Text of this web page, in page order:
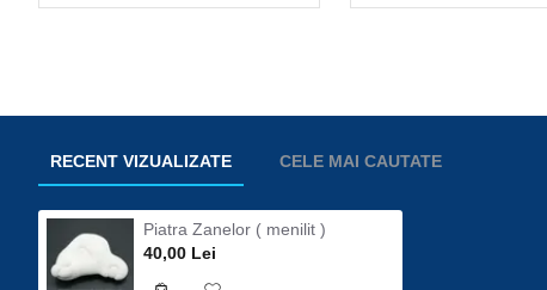
RECENT VIZUALIZATE CELE MAI CAUTATE
Piatra Zanelor ( menilit )
40,00 Lei